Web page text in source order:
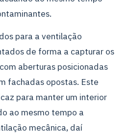
para a ventilação
de forma a capturar os
aberturas posicionadas
fachadas opostas. Este
para manter um interior
ao mesmo tempo a
mecânica, daí